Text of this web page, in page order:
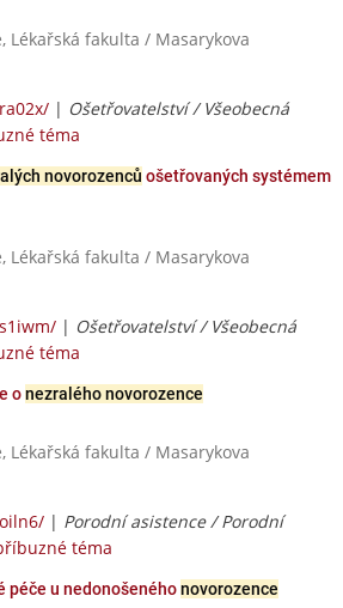
Lékařská fakulta / Masarykova
| Ošetřovatelství / Všeobecná
téma
novorozenců ošetřovaných systémem
Lékařská fakulta / Masarykova
| Ošetřovatelství / Všeobecná
téma
onezralého novorozence
Lékařská fakulta / Masarykova
| Porodní asistence / Porodní
téma
péče u nedonošenéhonovorozence